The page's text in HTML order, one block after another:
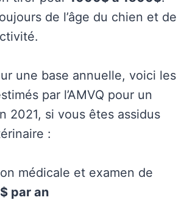
de l’âge du chien et de
une base annuelle, voici les
par l’AMVQ pour un
2021, si vous êtes assidus
:
médicale et examen de
par an